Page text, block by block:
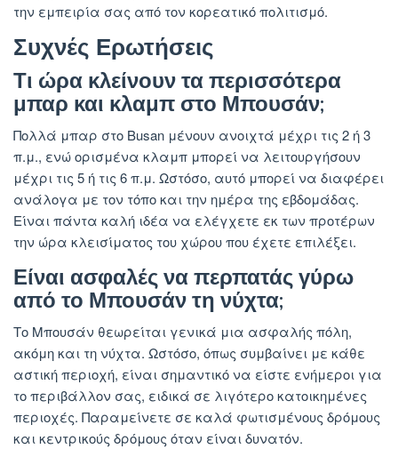
την εμπειρία σας από τον κορεατικό πολιτισμό.
Συχνές Ερωτήσεις
Τι ώρα κλείνουν τα περισσότερα
μπαρ και κλαμπ στο Μπουσάν;
Πολλά μπαρ στο Busan μένουν ανοιχτά μέχρι τις 2 ή 3
π.μ., ενώ ορισμένα κλαμπ μπορεί να λειτουργήσουν
μέχρι τις 5 ή τις 6 π.μ. Ωστόσο, αυτό μπορεί να διαφέρει
ανάλογα με τον τόπο και την ημέρα της εβδομάδας.
Είναι πάντα καλή ιδέα να ελέγχετε εκ των προτέρων
την ώρα κλεισίματος του χώρου που έχετε επιλέξει.
Είναι ασφαλές να περπατάς γύρω
από το Μπουσάν τη νύχτα;
Το Μπουσάν θεωρείται γενικά μια ασφαλής πόλη,
ακόμη και τη νύχτα. Ωστόσο, όπως συμβαίνει με κάθε
αστική περιοχή, είναι σημαντικό να είστε ενήμεροι για
το περιβάλλον σας, ειδικά σε λιγότερο κατοικημένες
περιοχές. Παραμείνετε σε καλά φωτισμένους δρόμους
και κεντρικούς δρόμους όταν είναι δυνατόν.